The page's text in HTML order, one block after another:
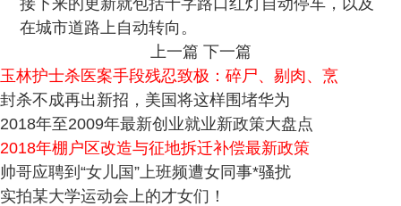
接下来的更新就包括十字路口红灯自动停车，以及
在城市道路上自动转向。
上一篇 下一篇
玉林护士杀医案手段残忍致极：碎尸、剔肉、烹
封杀不成再出新招，美国将这样围堵华为
2018年至2009年最新创业就业新政策大盘点
2018年棚户区改造与征地拆迁补偿最新政策
帅哥应聘到“女儿国”上班频遭女同事*骚扰
实拍某大学运动会上的才女们！